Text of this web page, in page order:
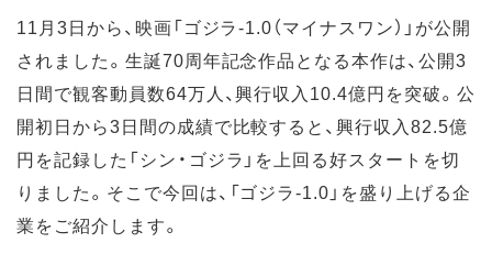
11月3日から、映画「ゴジラ-1.0（マイナスワン）」が公開
されました。生誕70周年記念作品となる本作は、公開3
日間で観客動員数64万人、興行収入10.4億円を突破。公
開初日から3日間の成績で比較すると、興行収入82.5億
円を記録した「シン・ゴジラ」を上回る好スタートを切
りました。そこで今回は、「ゴジラ-1.0」を盛り上げる企
業をご紹介します。